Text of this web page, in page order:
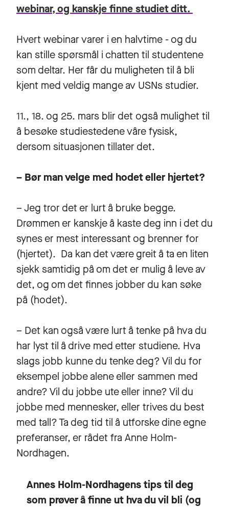
webinar, og kanskje finne studiet ditt.
Hvert webinar varer i en halvtime - og du
kan stille spørsmål i chatten til studentene
som deltar. Her får du muligheten til å bli
kjent med veldig mange av USNs studier.
11., 18. og 25. mars blir det også mulighet til
å besøke studiestedene våre fysisk,
dersom situasjonen tillater det.
– Bør man velge med hodet eller hjertet?
– Jeg tror det er lurt å bruke begge.
Drømmen er kanskje å kaste deg inn i det du
synes er mest interessant og brenner for
(hjertet). Da kan det være greit å ta en liten
sjekk samtidig på om det er mulig å leve av
det, og om det finnes jobber du kan søke
på (hodet).
– Det kan også være lurt å tenke på hva du
har lyst til å drive med etter studiene. Hva
slags jobb kunne du tenke deg? Vil du for
eksempel jobbe alene eller sammen med
andre? Vil du jobbe ute eller inne? Vil du
jobbe med mennesker, eller trives du best
med tall? Ta deg tid til å utforske dine egne
preferanser, er rådet fra Anne Holm-
Nordhagen.
Annes Holm-Nordhagens tips til deg
som prøver å finne ut hva du vil bli (og